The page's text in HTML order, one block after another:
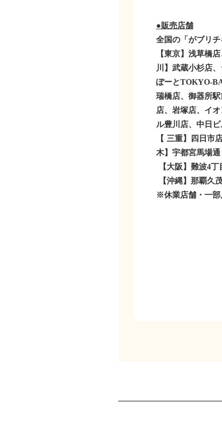
●販売店舗
全国の「がブリ
【東京】 浅草橋
川】 武蔵小杉店
ぽーとTOKYO-
瑞橋店、御器所
店、岩塚店、イ
ル豊川店、中日ビ
【 三重】 四日市
木】 宇都宮馬場通
【大阪】 難波4丁
【沖縄】 那覇久
※休業店舗・一部